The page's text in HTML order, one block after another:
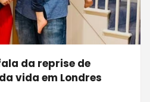
da reprise de
vida em Londres